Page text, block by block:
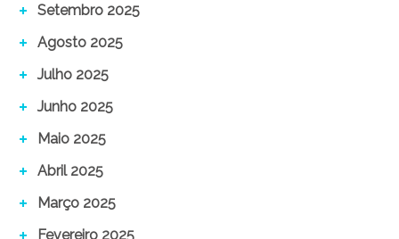
Setembro 2025
Agosto 2025
Julho 2025
Junho 2025
Maio 2025
Abril 2025
Março 2025
Fevereiro 2025